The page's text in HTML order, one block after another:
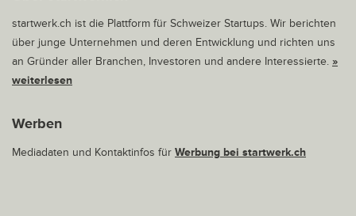
startwerk.ch ist die Plattform für Schweizer Startups. Wir berichten
über junge Unternehmen und deren Entwicklung und richten uns
an Gründer aller Branchen, Investoren und andere Interessierte. »
weiterlesen
Werben
Mediadaten und Kontaktinfos für Werbung bei startwerk.ch